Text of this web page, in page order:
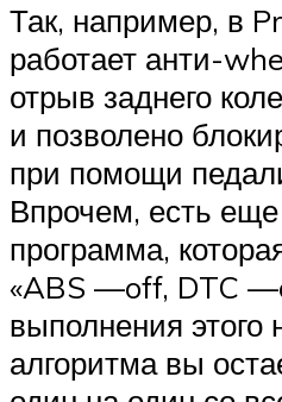
Так, например, в
работает анти-
отрыв заднего
и позволено
при помощи
Впрочем, есть
программа,
«ABS —off, DTC
выполнения этого
алгоритма вы